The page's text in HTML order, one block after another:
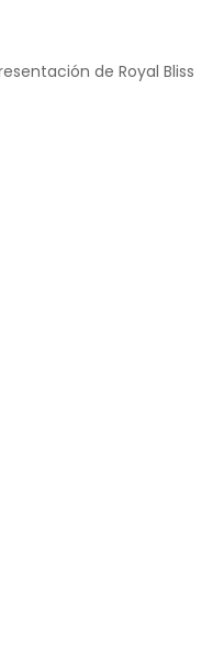
de Royal Bliss